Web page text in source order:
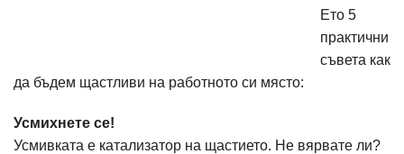
Ето 5
практични
съвета как
да бъдем щастливи на работното си място:
Усмихнете се!
Усмивката е катализатор на щастието. Не вярвате ли?